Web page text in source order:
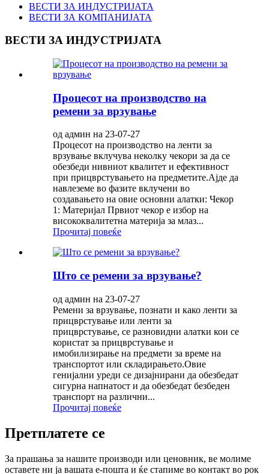
ВЕСТИ ЗА ИНДУСТРИЈАТА
ВЕСТИ ЗА КОМПАНИЈАТА
ВЕСТИ ЗА ИНДУСТРИЈАТА
Процесот на производство на
ремени за врзување
од админ на 23-07-27
Процесот на производство на ленти за
врзување вклучува неколку чекори за да се
обезбеди нивниот квалитет и ефективност
при прицврстувањето на предметите.Ајде да
навлеземе во фазите вклучени во
создавањето на овие основни алатки: Чекор
1: Материјал Првиот чекор е избор на
висококвалитетна материја за млаз...
Прочитај повеќе
Што се ремени за врзување?
од админ на 23-07-27
Ремени за врзување, познати и како ленти за
прицврстување или ленти за
прицврстување, се разновидни алатки кои се
користат за прицврстување и
имобилизирање на предмети за време на
транспортот или складирањето.Овие
генијални уреди се дизајнирани да обезбедат
сигурна напнатост и да обезбедат безбеден
транспорт на различни...
Прочитај повеќе
Претплатете се
За прашања за нашите производи или ценовник, ве молиме
оставете ни ја вашата е-пошта и ќе стапиме во контакт во рок